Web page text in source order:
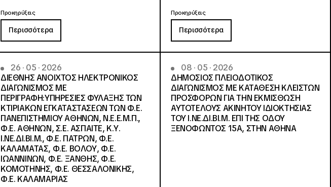
Προκηρύξεις
Περισσότερα
Προκηρύξεις
Περισσότερα
26 · 05 · 2026
ΔΙΕΘΝΗΣ ΑΝΟΙΧΤΟΣ ΗΛΕΚΤΡΟΝΙΚΟΣ
ΔΙΑΓΩΝΙΣΜΟΣ ΜΕ
ΠΕΡΙΓΡΑΦΗ:ΥΠΗΡΕΣΙΕΣ ΦΥΛΑΞΗΣ ΤΩΝ
ΚΤΙΡΙΑΚΩΝ ΕΓΚΑΤΑΣΤΑΣΕΩΝ ΤΩΝ Φ.Ε.
ΠΑΝΕΠΙΣΤΗΜΙΟΥ ΑΘΗΝΩΝ, Ν.Ε.Ε.Μ.Π.,
Φ.Ε. ΑΘΗΝΩΝ, Σ.Ε. ΑΣΠΑΙΤΕ, Κ.Υ.
Ι.ΝΕ.ΔΙ.ΒΙ.Μ., Φ.Ε. ΠΑΤΡΩΝ, Φ.Ε.
ΚΑΛΑΜΑΤΑΣ, Φ.Ε. ΒΟΛΟΥ, Φ.Ε.
ΙΩΑΝΝΙΝΩΝ, Φ.Ε. ΞΑΝΘΗΣ, Φ.Ε.
ΚΟΜΟΤΗΝΗΣ, Φ.Ε. ΘΕΣΣΑΛΟΝΙΚΗΣ,
Φ.Ε. ΚΑΛΑΜΑΡΙΑΣ
08 · 05 · 2026
ΔΗΜΟΣΙΟΣ ΠΛΕΙΟΔΟΤΙΚΟΣ
ΔΙΑΓΩΝΙΣΜΟΣ ΜΕ ΚΑΤΑΘΕΣΗ ΚΛΕΙΣΤΩΝ
ΠΡΟΣΦΟΡΩΝ ΓΙΑ ΤΗΝ ΕΚΜΙΣΘΩΣΗ
ΑΥΤΟΤΕΛΟΥΣ ΑΚΙΝΗΤΟΥ ΙΔΙΟΚΤΗΣΙΑΣ
ΤΟΥ Ι.ΝΕ.ΔΙ.ΒΙ.Μ. ΕΠΙ ΤΗΣ ΟΔΟΥ
ΞΕΝΟΦΩΝΤΟΣ 15Α, ΣΤΗΝ ΑΘΗΝΑ